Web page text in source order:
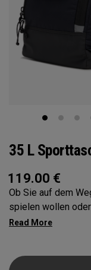
35 L
119.00 €
Ob Sie auf dem
spielen wollen
35 L Sporttasche
Bedürfnissen zu